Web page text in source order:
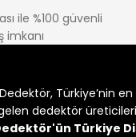
ile %100 güvenli
imkanı
Türkiye’nin
dedektör
Türkiye